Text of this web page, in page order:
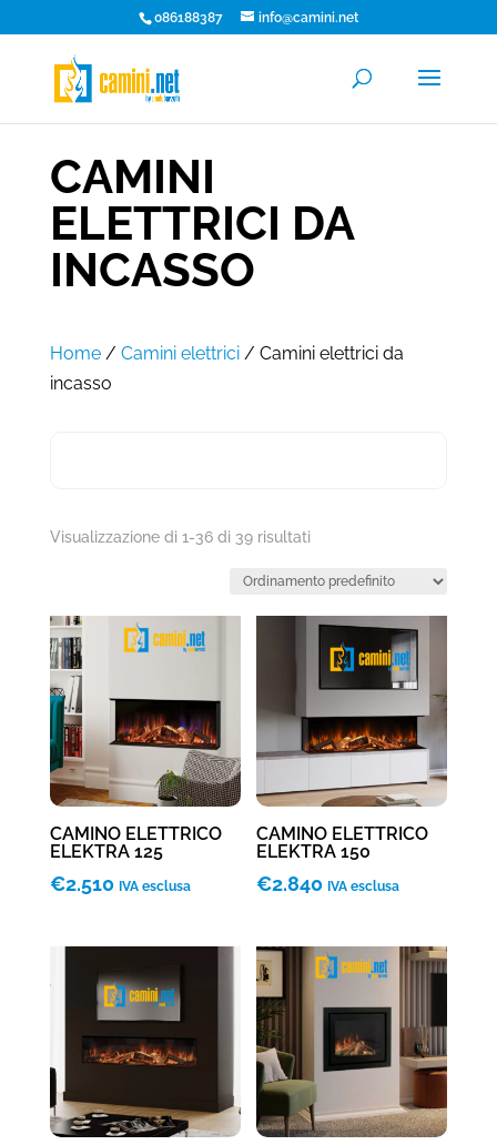
086188387 info@camini.net
CAMINI
ELETTRICI DA
INCASSO
Home/ Camini elettrici/ Camini elettrici da
incasso
Visualizzazione di 1-36 di 39 risultati
CAMINO ELETTRICO
ELEKTRA 125
€2.510 IVA esclusa
CAMINO ELETTRICO
ELEKTRA 150
€2.840 IVA esclusa